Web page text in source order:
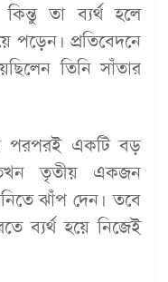
তা ব্যর্থ হলে
পড়েন। প্রতিবেদনে
তিনি সাঁতার
পরপরই একটি বড়
তৃতীয় একজন
ঝাঁপ দেন। তবে
ব্যর্থ হয়ে নিজেই